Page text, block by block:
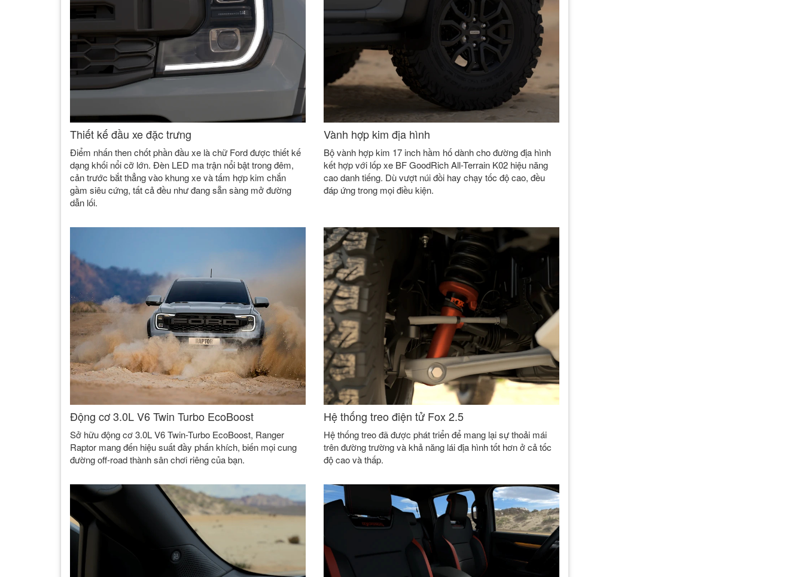
Thiết kế đầu xe đặc trưng
Điểm nhấn then chốt phần đầu xe là chữ Ford được thiết kế
dạng khối nổi cỡ lớn. Đèn LED ma trận nổi bật trong đêm,
cản trước bắt thẳng vào khung xe và tấm hợp kim chắn
gầm siêu cứng, tất cả đều như đang sẵn sàng mở đường
dẫn lối.
Vành hợp kim địa hình
Bộ vành hợp kim 17 inch hầm hố dành cho đường địa hình
kết hợp với lốp xe BF GoodRich All-Terrain K02 hiệu năng
cao danh tiếng. Dù vượt núi đồi hay chạy tốc độ cao, đều
đáp ứng trong mọi điều kiện.
Động cơ 3.0L V6 Twin Turbo EcoBoost
Sở hữu động cơ 3.0L V6 Twin-Turbo EcoBoost, Ranger
Raptor mang đến hiệu suất đầy phấn khích, biến mọi cung
đường off-road thành sân chơi riêng của bạn.
Hệ thống treo điện tử Fox 2.5
Hệ thống treo đã được phát triển để mang lại sự thoải mái
trên đường trường và khả năng lái địa hình tốt hơn ở cả tốc
độ cao và thấp.